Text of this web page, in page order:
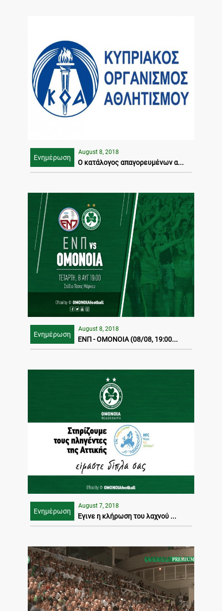
Ενημέρωση
August 8, 2018
Ο κατάλογος απαγορευμένων α...
Ενημέρωση
August 8, 2018
ΕΝΠ - ΟΜΟΝΟΙΑ (08/08, 19:00...
Ενημέρωση
August 7, 2018
Έγινε η κλήρωση του λαχνού ...